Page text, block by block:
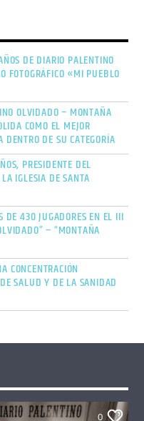
DE DIARIO PALENTINO
FOTOGRÁFICO «MI PUEBLO
OLVIDADO – MONTAÑA
COMO EL MEJOR
DE SU CATEGORÍA
PRESIDENTE DEL
IGLESIA DE SANTA
DE 430 JUGADORES EN EL III
– “MONTAÑA
CONCENTRACIÓN
SALUD Y DE LA SANIDAD
0